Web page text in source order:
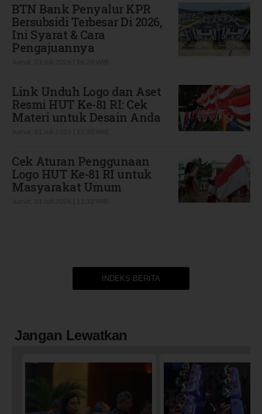
BTN Bank Penyalur KPR
Bersubsidi Terbesar Di 2026,
Ini Syarat & Cara
Pengajuannya
Link Unduh Logo dan Aset
Resmi HUT Ke-81 RI: Cek
Materi untuk Desain Anda
Cek Aturan Penggunaan
Logo HUT Ke-81 RI untuk
Masyarakat Umum
INDEKS BERITA
Jangan Lewatkan